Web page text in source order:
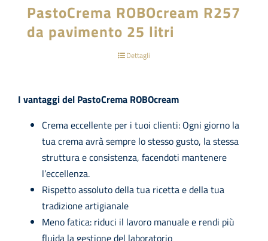
PastoCrema ROBOcream R257
da pavimento 25 litri
Dettagli
I vantaggi del PastoCrema ROBOcream
Crema eccellente per i tuoi clienti: Ogni giorno la
tua crema avrà sempre lo stesso gusto, la stessa
struttura e consistenza, facendoti mantenere
l’eccellenza.
Rispetto assoluto della tua ricetta e della tua
tradizione artigianale
Meno fatica: riduci il lavoro manuale e rendi più
fluida la gestione del laboratorio